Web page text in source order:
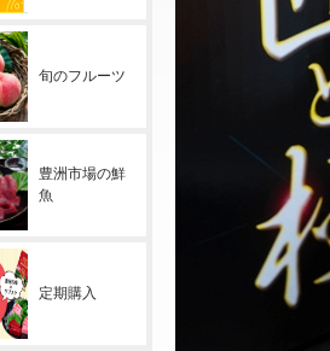
旬のフルーツ
豊洲市場の鮮
魚
定期購入